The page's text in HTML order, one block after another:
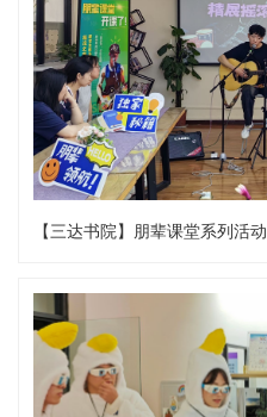
【三达书院】朋辈课堂系列活动